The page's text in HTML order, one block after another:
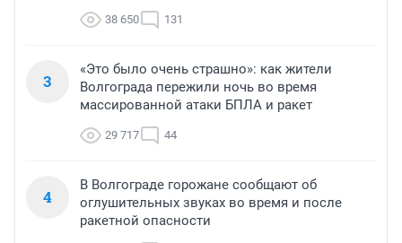
38 650 131
3
«Это было очень страшно»: как жители
Волгограда пережили ночь во время
массированной атаки БПЛА и ракет
29 717 44
4
В Волгограде горожане сообщают об
оглушительных звуках во время и после
ракетной опасности